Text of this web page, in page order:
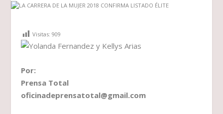
Visitas: 909
Por:
Prensa Total
oficinadeprensatotal@gmail.com